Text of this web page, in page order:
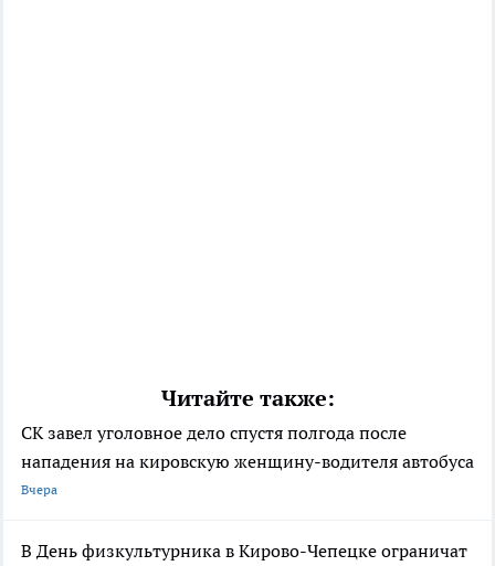
Читайте также:
СК завел уголовное дело спустя полгода после
нападения на кировскую женщину-водителя автобуса
Вчера
В День физкультурника в Кирово-Чепецке ограничат